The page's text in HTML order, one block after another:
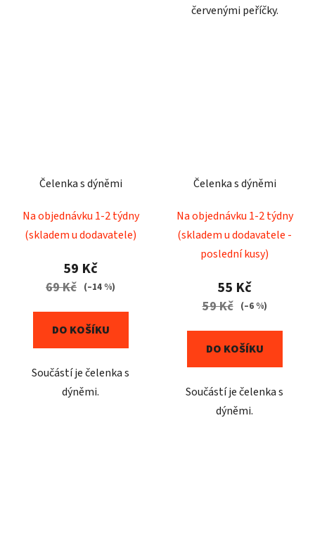
červenými peříčky.
Čelenka s dýněmi
Na objednávku 1-2 týdny
(skladem u dodavatele)
59 Kč
69 Kč (–14 %)
DO KOŠÍKU
Součástí je čelenka s
dýněmi.
Čelenka s dýněmi
Na objednávku 1-2 týdny
(skladem u dodavatele -
poslední kusy)
55 Kč
59 Kč (–6 %)
DO KOŠÍKU
Součástí je čelenka s
dýněmi.